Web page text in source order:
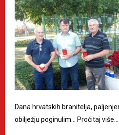
Dana hrvatskih branitelja,
obilježju poginulim…
Pročitaj više…